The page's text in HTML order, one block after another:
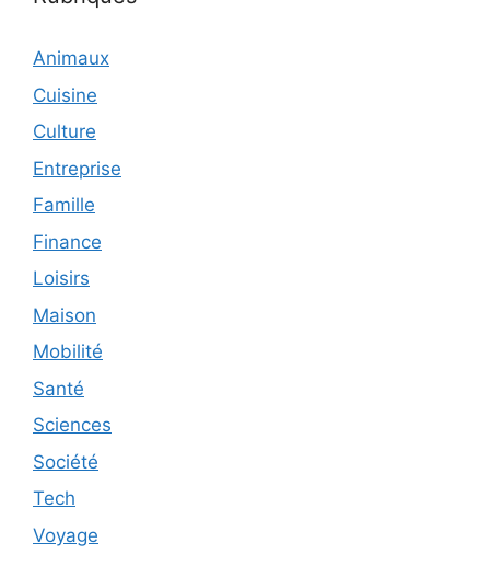
Animaux
Cuisine
Culture
Entreprise
Famille
Finance
Loisirs
Maison
Mobilité
Santé
Sciences
Société
Tech
Voyage